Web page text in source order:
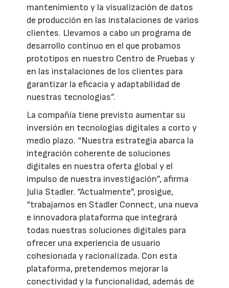
mantenimiento y la visualización de datos
de producción en las instalaciones de varios
clientes. Llevamos a cabo un programa de
desarrollo continuo en el que probamos
prototipos en nuestro Centro de Pruebas y
en las instalaciones de los clientes para
garantizar la eficacia y adaptabilidad de
nuestras tecnologías”.
La compañía tiene previsto aumentar su
inversión en tecnologías digitales a corto y
medio plazo. “Nuestra estrategia abarca la
integración coherente de soluciones
digitales en nuestra oferta global y el
impulso de nuestra investigación”, afirma
Julia Stadler. “Actualmente”, prosigue,
“trabajamos en Stadler Connect, una nueva
e innovadora plataforma que integrará
todas nuestras soluciones digitales para
ofrecer una experiencia de usuario
cohesionada y racionalizada. Con esta
plataforma, pretendemos mejorar la
conectividad y la funcionalidad, además de